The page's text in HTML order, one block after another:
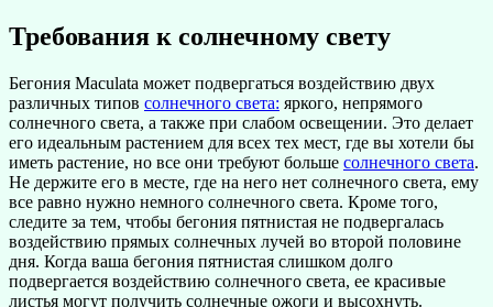
Требования к солнечному свету
Бегония Maculata может подвергаться воздействию двух
различных типов солнечного света: яркого, непрямого
солнечного света, а также при слабом освещении. Это делает
его идеальным растением для всех тех мест, где вы хотели бы
иметь растение, но все они требуют больше солнечного света.
Не держите его в месте, где на него нет солнечного света, ему
все равно нужно немного солнечного света. Кроме того,
следите за тем, чтобы бегония пятнистая не подвергалась
воздействию прямых солнечных лучей во второй половине
дня. Когда ваша бегония пятнистая слишком долго
подвергается воздействию солнечного света, ее красивые
листья могут получить солнечные ожоги и высохнуть.